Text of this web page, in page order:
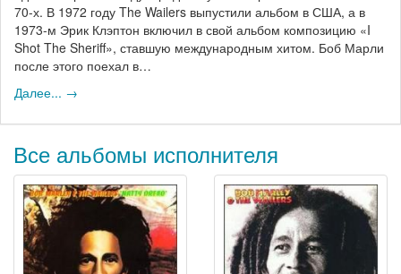
70-х. В 1972 году The Wailers выпустили альбом в США, а в
1973-м Эрик Клэптон включил в свой альбом композицию «I
Shot The Sheriff», ставшую международным хитом. Боб Марли
после этого поехал в…
Далее... →
Все альбомы исполнителя